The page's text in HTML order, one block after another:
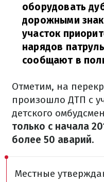
оборудовать
дорожными
участок
нарядов
сообщают в
Отметим, на
произошло ДТП с
детского
только с начала
более 50 аварий.
Местные